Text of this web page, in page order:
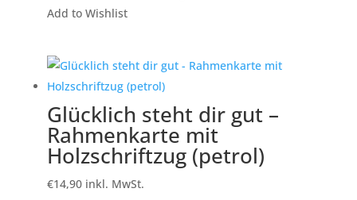
Add to Wishlist
Glücklich steht dir gut –
Rahmenkarte mit
Holzschriftzug (petrol)
€14,90 inkl. MwSt.